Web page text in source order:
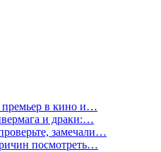
премьер в кино и…
и драки:…
замечали…
посмотреть…